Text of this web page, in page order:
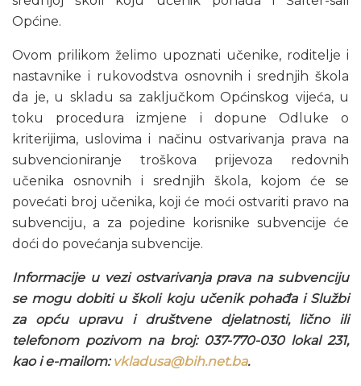
Općine.
Ovom prilikom želimo upoznati učenike, roditelje i
nastavnike i rukovodstva osnovnih i srednjih škola
da je, u skladu sa zaključkom Općinskog vijeća, u
toku procedura izmjene i dopune Odluke o
kriterijima, uslovima i načinu ostvarivanja prava na
subvencioniranje troškova prijevoza redovnih
učenika osnovnih i srednjih škola, kojom će se
povećati broj učenika, koji će moći ostvariti pravo na
subvenciju, a za pojedine korisnike subvencije će
doći do povećanja subvencije.
Informacije u vezi ostvarivanja prava na subvenciju
se mogu dobiti u školi koju učenik pohađa i Službi
za opću upravu i društvene djelatnosti, lično ili
telefonom pozivom na broj: 037-770-030 lokal 231,
kao i e-mailom: vkladusa@bih.net.ba.